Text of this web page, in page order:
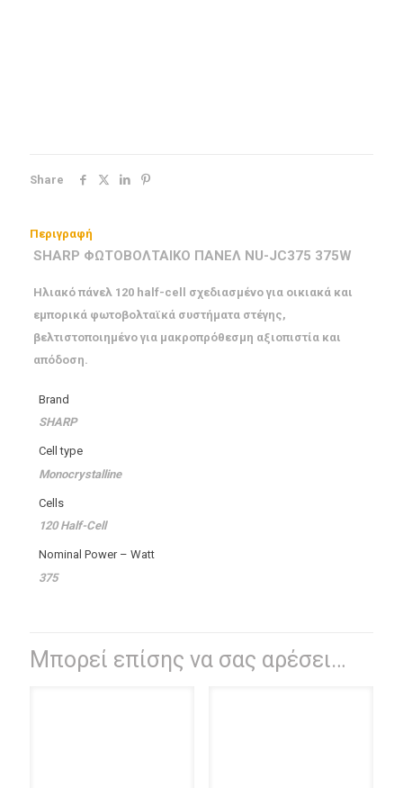
Share
Περιγραφή
SHARP ΦΩΤΟΒΟΛΤΑΙΚΟ ΠΑΝΕΛ NU-JC375 375W
Ηλιακό πάνελ 120 half-cell σχεδιασμένο για οικιακά και
εμπορικά φωτοβολταϊκά συστήματα στέγης,
βελτιστοποιημένο για μακροπρόθεσμη αξιοπιστία και
απόδοση.
Brand
SHARP
Cell type
Monocrystalline
Cells
120 Half-Cell
Nominal Power – Watt
375
Μπορεί επίσης να σας αρέσει…